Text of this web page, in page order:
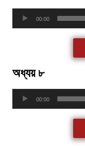
00:00
অধ্যয় ৮
00:00